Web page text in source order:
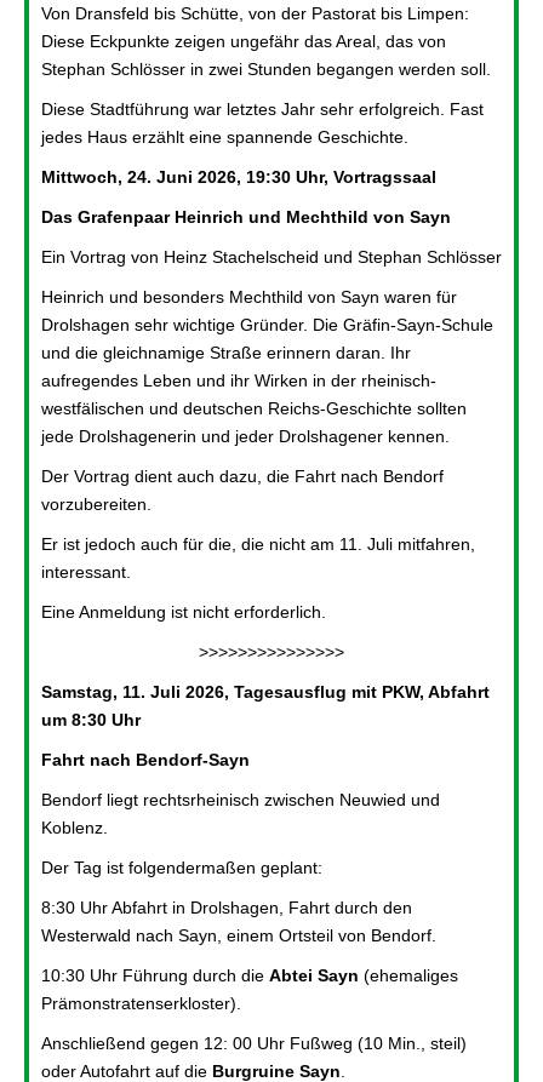
Von Dransfeld bis Schütte, von der Pastorat bis Limpen:
Diese Eckpunkte zeigen ungefähr das Areal, das von
Stephan Schlösser in zwei Stunden begangen werden soll.
Diese Stadtführung war letztes Jahr sehr erfolgreich. Fast
jedes Haus erzählt eine spannende Geschichte.
Mittwoch, 24. Juni 2026, 19:30 Uhr, Vortragssaal
Das Grafenpaar Heinrich und Mechthild von Sayn
Ein Vortrag von Heinz Stachelscheid und Stephan Schlösser
Heinrich und besonders Mechthild von Sayn waren für
Drolshagen sehr wichtige Gründer. Die Gräfin-Sayn-Schule
und die gleichnamige Straße erinnern daran. Ihr
aufregendes Leben und ihr Wirken in der rheinisch-
westfälischen und deutschen Reichs-Geschichte sollten
jede Drolshagenerin und jeder Drolshagener kennen.
Der Vortrag dient auch dazu, die Fahrt nach Bendorf
vorzubereiten.
Er ist jedoch auch für die, die nicht am 11. Juli mitfahren,
interessant.
Eine Anmeldung ist nicht erforderlich.
>>>>>>>>>>>>>>>
Samstag, 11. Juli 2026, Tagesausflug mit PKW, Abfahrt
um 8:30 Uhr
Fahrt nach Bendorf-Sayn
Bendorf liegt rechtsrheinisch zwischen Neuwied und
Koblenz.
Der Tag ist folgendermaßen geplant:
8:30 Uhr Abfahrt in Drolshagen, Fahrt durch den
Westerwald nach Sayn, einem Ortsteil von Bendorf.
10:30 Uhr Führung durch die Abtei Sayn (ehemaliges
Prämonstratenserkloster).
Anschließend gegen 12: 00 Uhr Fußweg (10 Min., steil)
oder Autofahrt auf die Burgruine Sayn